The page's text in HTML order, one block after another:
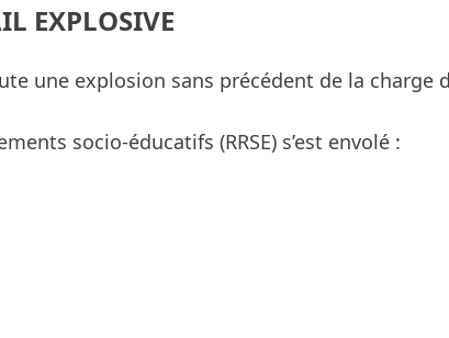
EXPLOSIVE
une explosion sans précédent de la charge
socio-éducatifs (RRSE) s’est envolé :